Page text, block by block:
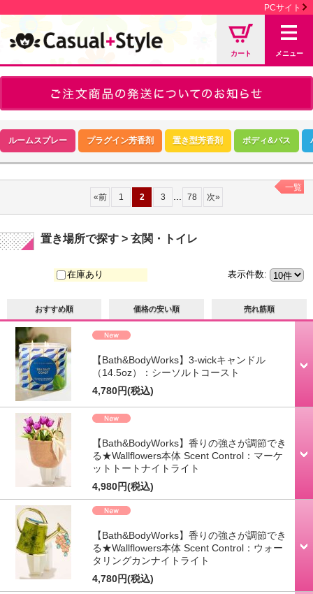
PCサイト
カート メニュー
ルームスプレー プラグイン芳香剤 置き型芳香剤 ボディ&バス
置き場所で探す > 玄関・トイレ
一覧
おすすめ順 価格の安い順 売れ筋順
表示件数:
在庫あり
«前 1 2 3 78 次»
【Bath&BodyWorks】3-wickキャンドル
（14.5oz）：シーソルトコースト
4,780円(税込)
【Bath&BodyWorks】香りの強さが調節でき
る★Wallflowers本体 Scent Control：マーケ
ットトートナイトライト
4,980円(税込)
【Bath&BodyWorks】香りの強さが調節でき
る★Wallflowers本体 Scent Control：ウォー
タリングカンナイトライト
4,780円(税込)